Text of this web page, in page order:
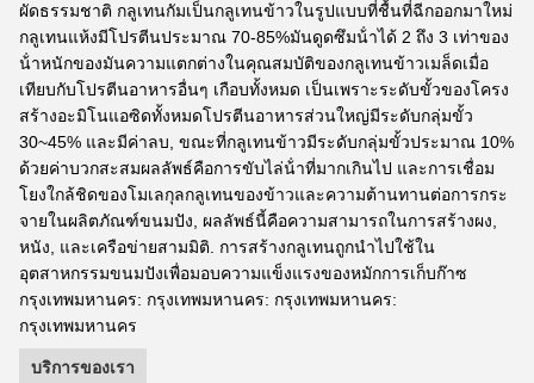
ผัดธรรมชาติ กลูเทนกัมเป็นกลูเทนข้าวในรูปแบบที่ชื้นที่ฉีกออกมาใหม่
กลูเทนแห้งมีโปรตีนประมาณ 70-85%มันดูดซึมน้ําได้ 2 ถึง 3 เท่าของ
น้ําหนักของมันความแตกต่างในคุณสมบัติของกลูเทนข้าวเมล็ดเมื่อ
เทียบกับโปรตีนอาหารอื่นๆ เกือบทั้งหมด เป็นเพราะระดับขั้วของโครง
สร้างอะมิโนแอซิดทั้งหมดโปรตีนอาหารส่วนใหญ่มีระดับกลุ่มขั้ว
30~45% และมีค่าลบ, ขณะที่กลูเทนข้าวมีระดับกลุ่มขั้วประมาณ 10%
ด้วยค่าบวกสะสมผลลัพธ์คือการขับไล่น้ําที่มากเกินไป และการเชื่อม
โยงใกล้ชิดของโมเลกุลกลูเทนของข้าวและความต้านทานต่อการกระ
จายในผลิตภัณฑ์ขนมปัง, ผลลัพธ์นี้คือความสามารถในการสร้างผง,
หนัง, และเครือข่ายสามมิติ. การสร้างกลูเทนถูกนําไปใช้ใน
อุตสาหกรรมขนมปังเพื่อมอบความแข็งแรงของหมักการเก็บก๊าซ
กรุงเทพมหานคร: กรุงเทพมหานคร: กรุงเทพมหานคร:
กรุงเทพมหานคร
บริการของเรา